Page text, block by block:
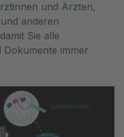
und Ärzten,
anderen
Sie alle
immer